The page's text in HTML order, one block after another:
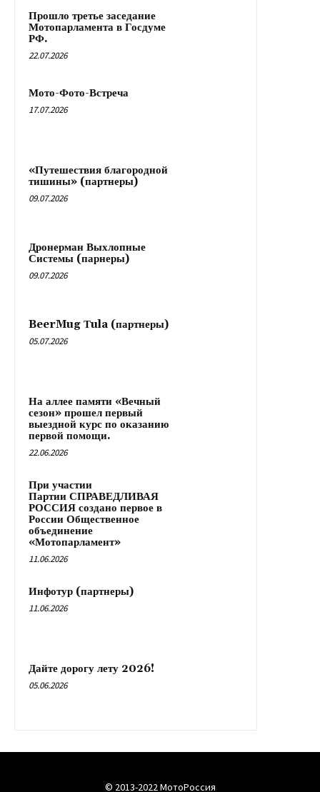
Прошло третье заседание
Мотопарламента в Госдуме
РФ.
22.07.2026
Мото-Фото-Встреча
17.07.2026
«Путешествия благородной
тишины» (партнеры)
09.07.2026
Дронерман Выхлопные
Системы (парнеры)
09.07.2026
BeerMug Тula (партнеры)
05.07.2026
На аллее памяти «Вечный
сезон» прошел первый
выездной курс по оказанию
первой помощи.
22.06.2026
При участии
Партии СПРАВЕДЛИВАЯ
РОССИЯ создано первое в
России Общественное
объединение
«Мотопарламент»
11.06.2026
Инфотур (партнеры)
11.06.2026
Дайте дорогу лету 2026!
05.06.2026
© 2013-2022 МотоРоссия